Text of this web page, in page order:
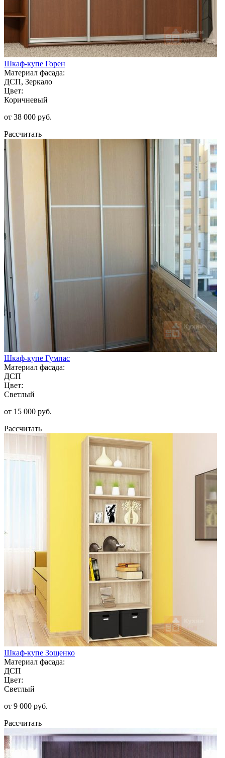
Шкаф-купе Горен
Материал фасада:
ДСП, Зеркало
Цвет:
Коричневый
от 38 000 руб.
Рассчитать
Шкаф-купе Гумпас
Материал фасада:
ДСП
Цвет:
Светлый
от 15 000 руб.
Рассчитать
Шкаф-купе Зощенко
Материал фасада:
ДСП
Цвет:
Светлый
от 9 000 руб.
Рассчитать